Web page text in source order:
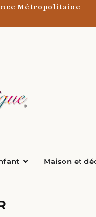
Métropolitaine
Ouvrir Enfant
Maison et